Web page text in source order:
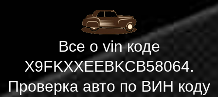
Все о vin коде
X9FKXXEEBKCB58064.
Проверка авто по ВИН коду